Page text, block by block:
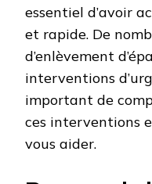
essentiel d’avoir
et rapide. De
d’enlèvement
interventions
important de
ces interventions
vous aider.